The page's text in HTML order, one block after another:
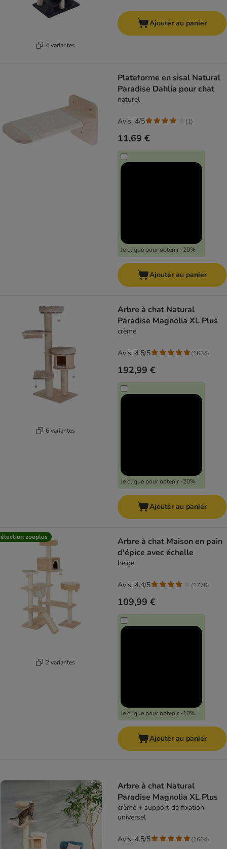
4 variantes
Ajouter au panier
Plateforme en sisal Natural
Paradise Dahlia pour chat
naturel
11,69 €
Je clique pour obtenir -20%
Avis: 4/5 (1)
Ajouter au panier
6 variantes
Arbre à chat Natural
Paradise Magnolia XL Plus
crème
192,99 €
Je clique pour obtenir -20%
Avis: 4.5/5 (1664)
Ajouter au panier
zooplus
2 variantes
Arbre à chat Maison en pain
d'épice avec échelle
beige
109,99 €
Je clique pour obtenir -10%
Avis: 4.4/5 (1770)
Ajouter au panier
Arbre à chat Natural
Paradise Magnolia XL Plus
crème + support de fixation
universel
Avis: 4.5/5 (1664)